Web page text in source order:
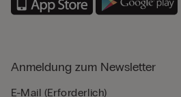
Anmeldung zum Newsletter